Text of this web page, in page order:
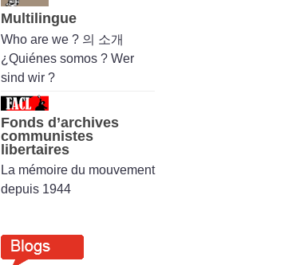
Multilingue
Who are we ? 의 소개
¿Quiénes somos ? Wer
sind wir ?
Fonds d’archives
communistes
libertaires
La mémoire du mouvement
depuis 1944